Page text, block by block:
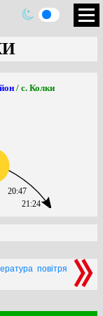
/ с. Колки
21:24
20:47
повітря